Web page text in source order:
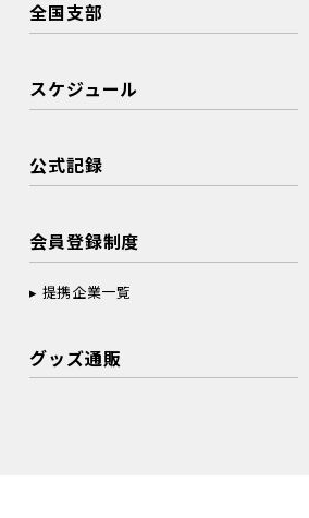
全国支部
スケジュール
公式記録
会員登録制度
提携企業一覧
グッズ通販